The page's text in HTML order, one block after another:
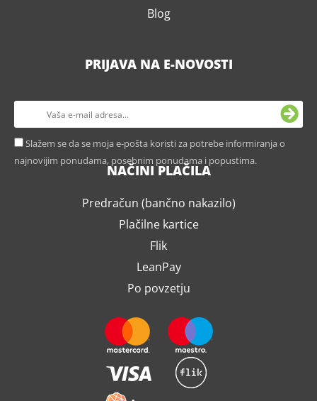
Blog
PRIJAVA NA E-NOVOSTI
Slažem se da se moja e-pošta koristi za potrebe informiranja o
najnovijim ponudama, posebnim ponudama i popustima.
NAČINI PLAČILA
Predračun (bančno nakazilo)
Plačilne kartice
Flik
LeanPay
Po povzetju